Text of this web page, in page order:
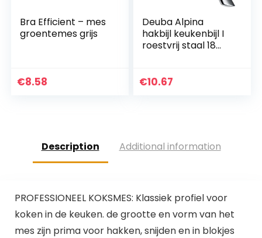
Bra Efficient – mes
groentemes grijs
€8.58
Deuba Alpina
hakbijl keukenbijl I
roestvrij staal 18
hakmes slagerbijl
€10.67
Description Additional information
PROFESSIONEEL KOKSMES: Klassiek profiel voor
koken in de keuken. de grootte en vorm van het
mes zijn prima voor hakken, snijden en in blokjes